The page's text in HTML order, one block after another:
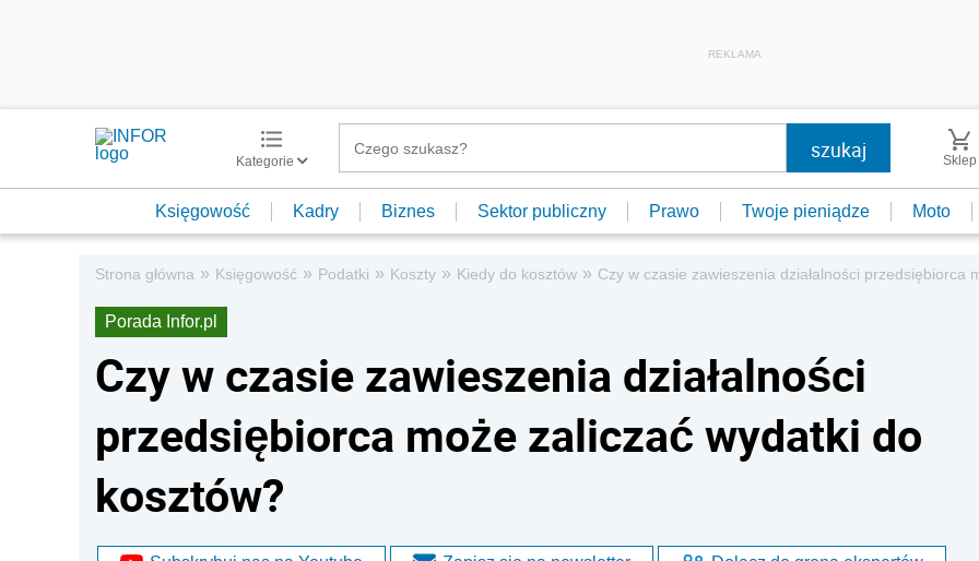
REKLAMA
Kategorie Sklep
Księgowość Kadry Biznes Sektor publiczny Prawo Twoje pieniądze Moto
Strona główna » Księgowość » Podatki » Koszty » Kiedy do kosztów » Czy w czasie zawieszenia działalności przedsiębiorca
Porada Infor.pl
Czy w czasie zawieszenia działalności
przedsiębiorca może zaliczać wydatki do
kosztów?